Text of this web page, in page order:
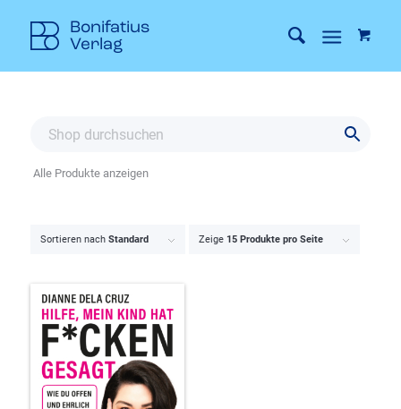
Sortieren nach Standard Zeige 15 Produkte pro Seite
Alle Produkte anzeigen